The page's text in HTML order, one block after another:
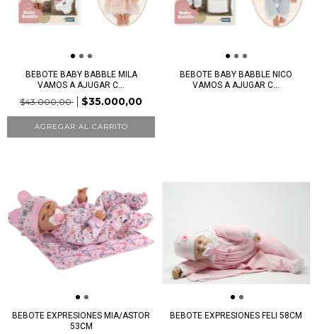
BEBOTE BABY BABBLE MILA
VAMOS A AJUGAR C...
$43.000,00 $35.000,00
BEBOTE BABY BABBLE NICO
VAMOS A AJUGAR C...
BEBOTE EXPRESIONES MIA/ASTOR
53CM
BEBOTE EXPRESIONES FELI 58CM